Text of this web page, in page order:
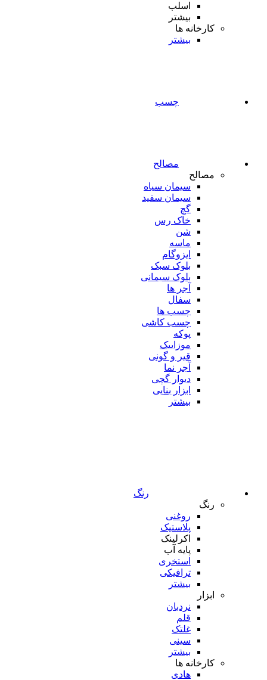
اسلب
بیشتر
کارخانه ها
بیشتر
چسب
مصالح
مصالح
سیمان سیاه
سیمان سفید
گچ
خاک رس
شن
ماسه
ایزوگام
بلوک سبک
بلوک سیمانی
آجر ها
سفال
چسب ها
چسب کاشی
پوکه
موزاییک
قیر و گونی
آجر نما
دیوار گچی
ابزار بنایی
بیشتر
رنگ
رنگ
روغنی
پلاستیک
اکرلینک
پایه آب
استخری
ترافیکی
بیشتر
ابزار
نردبان
قلم
غلتک
سینی
بیشتر
کارخانه ها
هادی